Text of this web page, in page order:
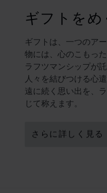
ギフトをめ
ギフトは、一つのア
物には、心のこもっ
ラフツマンシップが
人々を結びつける心
遠に続く思い出を、
じて称えます。
さらに詳しく見る